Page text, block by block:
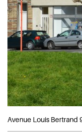
Avenue Louis Bertrand